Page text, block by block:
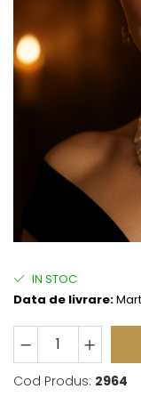
IN STOC
Data de livrare:
Cod Produs: 2964